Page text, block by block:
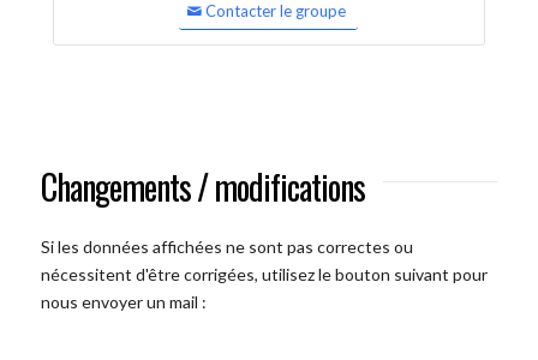
Contacter le groupe
Changements / modifications
Si les données affichées ne sont pas correctes ou
nécessitent d'être corrigées, utilisez le bouton suivant pour
nous envoyer un mail :